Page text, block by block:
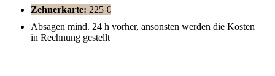
Zehnerkarte: 225 €
Absagen mind. 24 h vorher, ansonsten werden die Kosten
in Rechnung gestellt